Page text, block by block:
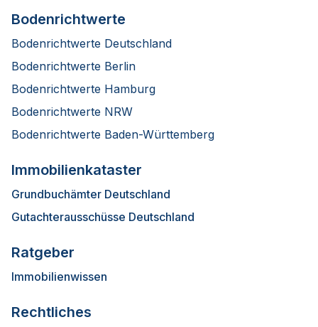
Bodenrichtwerte
Bodenrichtwerte Deutschland
Bodenrichtwerte Berlin
Bodenrichtwerte Hamburg
Bodenrichtwerte NRW
Bodenrichtwerte Baden-Württemberg
Immobilienkataster
Grundbuchämter Deutschland
Gutachterausschüsse Deutschland
Ratgeber
Immobilienwissen
Rechtliches